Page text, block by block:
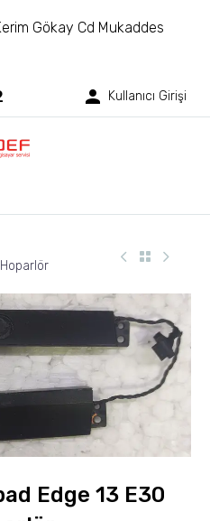
Gökay Cd Mukaddes
Kullanıcı Girişi
Edge 13 E30